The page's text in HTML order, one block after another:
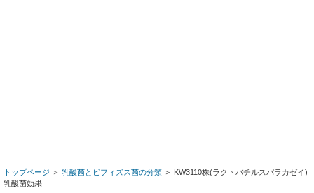
トップページ ＞ 乳酸菌とビフィズス菌の分類 ＞ KW3110株(ラクトバチルスパラカゼイ)
乳酸菌効果